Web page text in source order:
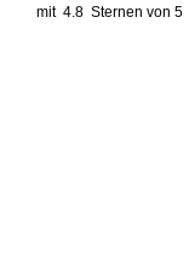
mit 4.8 Sternen von 5